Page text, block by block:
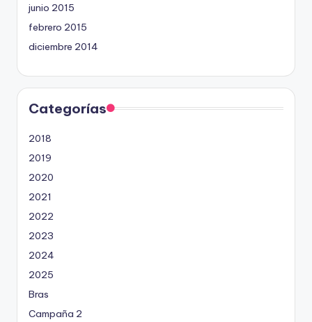
junio 2015
febrero 2015
diciembre 2014
Categorías
2018
2019
2020
2021
2022
2023
2024
2025
Bras
Campaña 2